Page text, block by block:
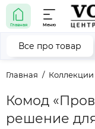
Главная Меню
Главная Коллекции
Комод
решение
Все про товар